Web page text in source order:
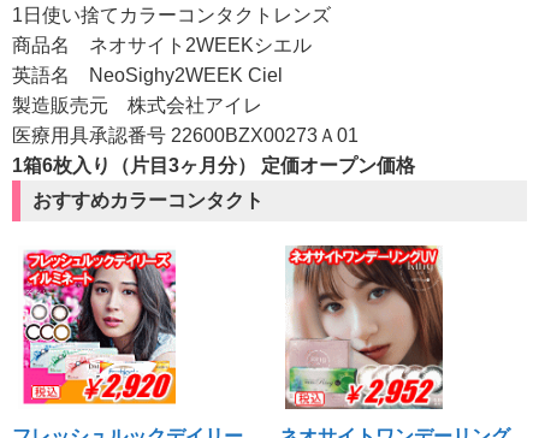
1日使い捨てカラーコンタクトレンズ
商品名 ネオサイト2WEEKシエル
英語名 NeoSighy2WEEK Ciel
製造販売元 株式会社アイレ
医療用具承認番号 22600BZX00273Ａ01
1箱6枚入り（片目3ヶ月分） 定価オープン価格
おすすめカラーコンタクト